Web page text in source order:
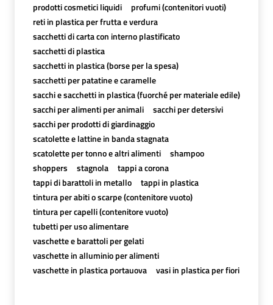
prodotti cosmetici liquidi
profumi (contenitori vuoti)
reti in plastica per frutta e verdura
sacchetti di carta con interno plastificato
sacchetti di plastica
sacchetti in plastica (borse per la spesa)
sacchetti per patatine e caramelle
sacchi e sacchetti in plastica (fuorché per materiale edile)
sacchi per alimenti per animali
sacchi per detersivi
sacchi per prodotti di giardinaggio
scatolette e lattine in banda stagnata
scatolette per tonno e altri alimenti
shampoo
shoppers
stagnola
tappi a corona
tappi di barattoli in metallo
tappi in plastica
tintura per abiti o scarpe (contenitore vuoto)
tintura per capelli (contenitore vuoto)
tubetti per uso alimentare
vaschette e barattoli per gelati
vaschette in alluminio per alimenti
vaschette in plastica portauova
vasi in plastica per fiori